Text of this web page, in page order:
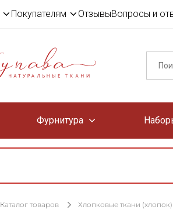
Покупателям ОтзывыВопросы и
Фурнитура
Каталог товаров Хлопковые ткани (хлопок)